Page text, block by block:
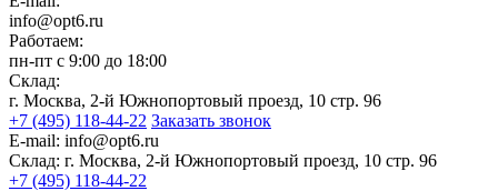
info@opt6.ru
Работаем:
пн-пт с 9:00 до 18:00
Склад:
г. Москва, 2-й Южнопортовый проезд, 10 стр. 96
+7 (495) 118-44-22 Заказать звонок
E-mail: info@opt6.ru
Склад: г. Москва, 2-й Южнопортовый проезд, 10 стр. 96
+7 (495) 118-44-22